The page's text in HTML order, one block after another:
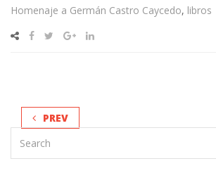
Homenaje a Germán Castro Caycedo, libros
PREV